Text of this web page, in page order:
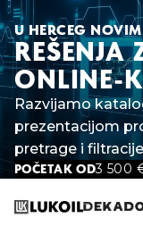
REŠENJA
ONLINE-
U HERCEG NOVIM
Razvijamo
prezentacijom
pretrage i
POČETAK OD3 500